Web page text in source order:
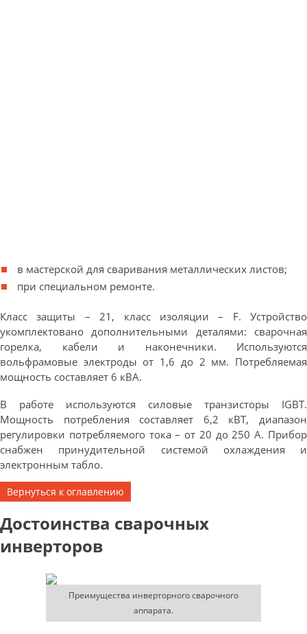
в мастерской для сваривания металлических листов;
при специальном ремонте.
Класс защиты – 21, класс изоляции – F. Устройство
укомплектовано дополнительными деталями: сварочная
горелка, кабели и наконечники. Используются
вольфрамовые электроды от 1,6 до 2 мм. Потребляемая
мощность составляет 6 кВА.
В работе используются силовые транзисторы IGBT.
Мощность потребления составляет 6,2 кВТ, диапазон
регулировки потребляемого тока – от 20 до 250 А. Прибор
снабжен принудительной системой охлаждения и
электронным табло.
Вернуться к оглавлению
Достоинства сварочных
инверторов
Преимущества инверторного сварочного
аппарата.